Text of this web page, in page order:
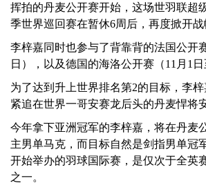
挥拍的丹麦公开赛开始，这场世羽联超
季世界巡回赛在暂休6周后，再度掀开战
李梓嘉同时也参与了背靠背的法国公开
日），以及德国的海洛公开赛（11月1日
为了达到升上世界排名第2的目标，李
紧追在世界一哥安赛龙后头的丹麦悍将
今年拿下亚洲冠军的李梓嘉，将在丹麦
主男单马克，而目标自然是剑指男单冠
开始举办的羽球国际赛，是仅次于全英
之一。